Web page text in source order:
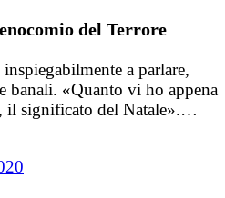
del Terrore
a parlare,
banali. «Quanto vi ho appena
il significato del Natale».…